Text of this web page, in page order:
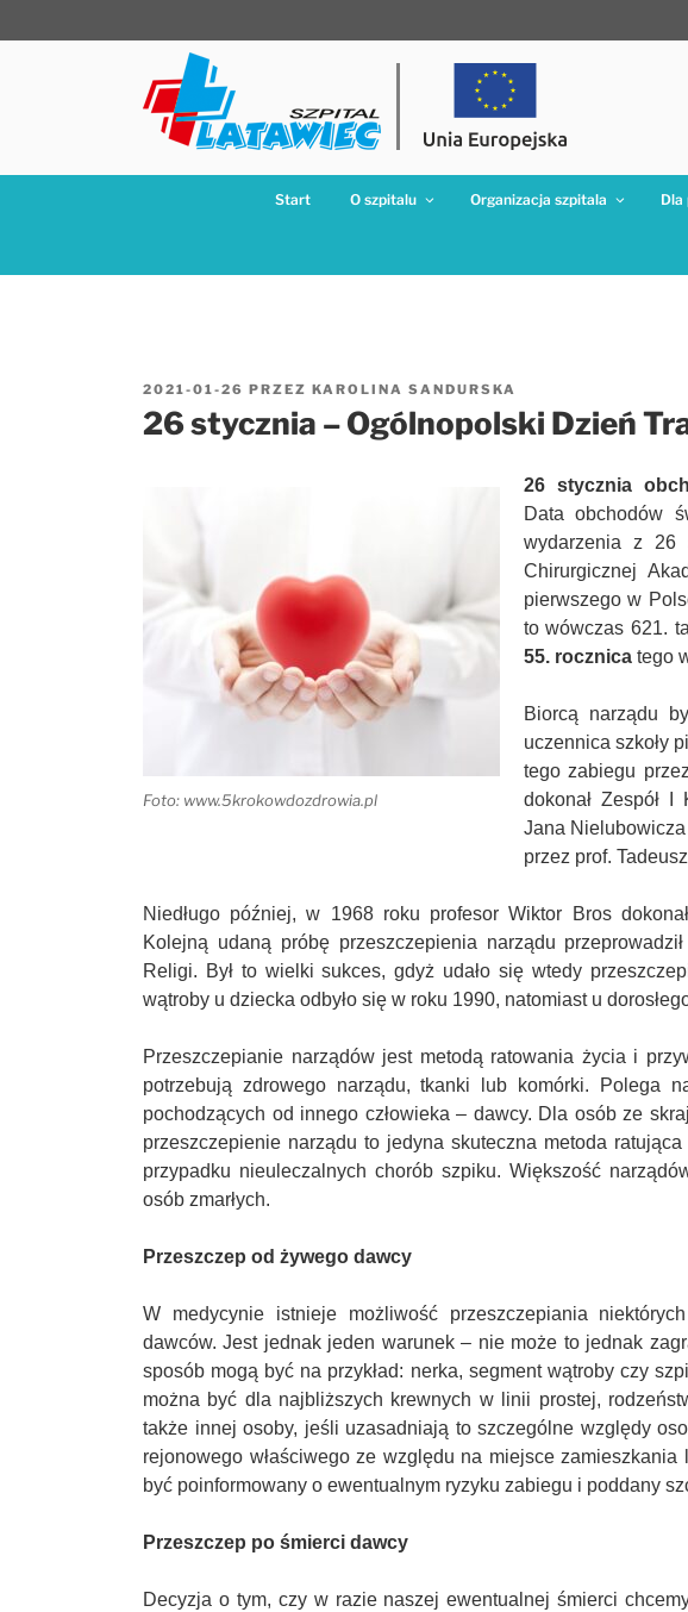
do
Start O szpitalu Organizacja szpitala Dla
OPUBLIKOWANE
W
2021-01-26 PRZEZ KAROLINA SANDURSKA
26 stycznia – Ogólnopolski Dzień
Foto: www.5krokowdozdrowia.pl
26 stycznia
Data obchodów
wydarzenia z
Chirurgicznej
pierwszego w
to wówczas 621.
55. rocznicatego
Biorcą narządu
uczennica szkoły
tego zabiegu
dokonał Zespół
Jana
przez prof.
Niedługo później, w 1968 roku profesor Wiktor Bros
Kolejną udaną próbę przeszczepienia narządu
Religi. Był to wielki sukces, gdyż udało się wtedy
wątroby u dziecka odbyło się w roku 1990, natomiast u
Przeszczepianie narządów jest metodą ratowania życia i
potrzebują zdrowego narządu, tkanki lub komórki. Polega
pochodzących od innego człowieka – dawcy. Dla osób ze
przeszczepienie narządu to jedyna skuteczna metoda
przypadku nieuleczalnych chorób szpiku. Większość
osób zmarłych.
Przeszczep od żywego dawcy
W medycynie istnieje możliwość przeszczepiania
dawców. Jest jednak jeden warunek – nie może to jednak
sposób mogą być na przykład: nerka, segment wątroby czy
można być dla najbliższych krewnych w linii prostej,
także innej osoby, jeśli uzasadniają to szczególne względy
rejonowego właściwego ze względu na miejsce
być poinformowany o ewentualnym ryzyku zabiegu i poddany
Przeszczep po śmierci dawcy
Decyzja o tym, czy w razie naszej ewentualnej śmierci